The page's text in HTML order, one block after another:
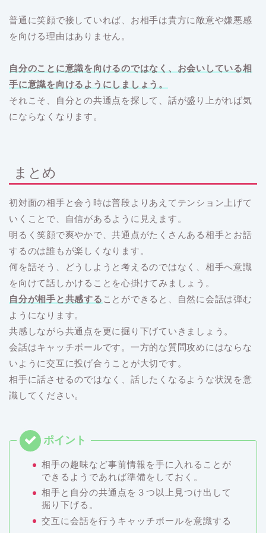
普通に笑顔で接していれば、お相手は貴方に敵意や嫌悪感
を向ける理由はありません。
自分のことに意識を向けるのではなく、お会いしている相
手に意識を向けるようにしましょう。
それこそ、自分との共通点を探して、話が盛り上がれば気
にならなくなります。
まとめ
初対面の相手と会う時は普段よりあえてテンション上げて
いくことで、自信があるように見えます。
明るく笑顔で爽やかで、共通点がたくさんある相手とお話
するのは誰もが楽しくなります。
何を話そう、どうしようと考えるのではなく、相手へ意識
を向けて話しかけることを心掛けてみましょう。
自分が相手と共感する ことができると、自然に会話は弾む
ようになります。
共感しながら共通点を更に掘り下げていきましょう。
会話はキャッチボールです。一方的な質問攻めにはならな
いように交互に投げ合うことが大切です。
相手に話させるのではなく、話したくなるような状況を意
識してください。
相手の趣味など事前情報を手に入れることが
できるようであれば準備をしておく。
相手と自分の共通点を３つ以上見つけ出して
掘り下げる。
交互に会話を行うキャッチボールを意識する